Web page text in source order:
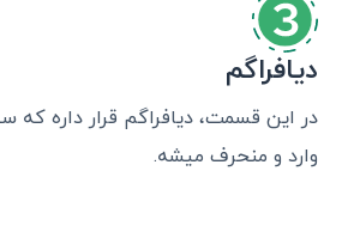
دیافراگم
در این قسمت، دیافراگم قرار داره
وارد و منحرف میشه.